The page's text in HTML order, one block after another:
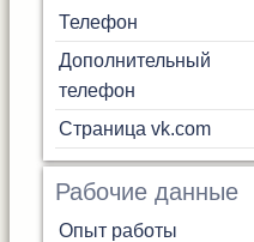
Телефон
Дополнительный
телефон
Страница vk.com
Рабочие данные
Опыт работы